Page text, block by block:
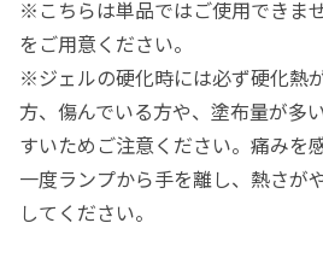
※こちらは単品ではご使用できま
をご用意ください。
※ジェルの硬化時には必ず硬化熱
方、傷んでいる方や、塗布量が多
すいためご注意ください。痛みを
一度ランプから手を離し、熱さが
してください。